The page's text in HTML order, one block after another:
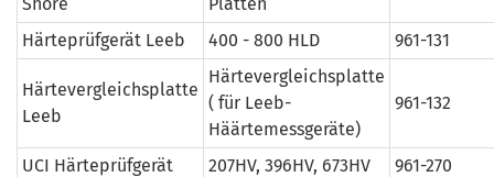
Härteprüfgerät Leeb 400 - 800 HLD 961-131
Härtevergleichsplatte
Leeb
Härtevergleichsplatte
( für Leeb-
Häärtemessgeräte)
961-132
UCI Härteprüfgerät 207HV, 396HV, 673HV 961-270